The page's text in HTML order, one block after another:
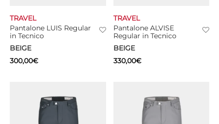
Pantalone LUIS Regular
in Tecnico
BEIGE
TRAVEL
300,00€
Pantalone ALVISE
Regular in Tecnico
BEIGE
TRAVEL
330,00€